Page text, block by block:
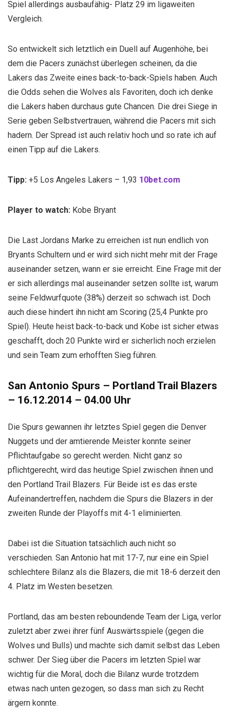
Spiel allerdings ausbaufähig- Platz 29 im ligaweiten
Vergleich.
So entwickelt sich letztlich ein Duell auf Augenhöhe, bei
dem die Pacers zunächst überlegen scheinen, da die
Lakers das Zweite eines back-to-back-Spiels haben. Auch
die Odds sehen die Wolves als Favoriten, doch ich denke
die Lakers haben durchaus gute Chancen. Die drei Siege in
Serie geben Selbstvertrauen, während die Pacers mit sich
hadern. Der Spread ist auch relativ hoch und so rate ich auf
einen Tipp auf die Lakers.
Tipp: +5 Los Angeles Lakers – 1,93 10bet.com
Player to watch: Kobe Bryant
Die Last Jordans Marke zu erreichen ist nun endlich von
Bryants Schultern und er wird sich nicht mehr mit der Frage
auseinander setzen, wann er sie erreicht. Eine Frage mit der
er sich allerdings mal auseinander setzen sollte ist, warum
seine Feldwurfquote (38%) derzeit so schwach ist. Doch
auch diese hindert ihn nicht am Scoring (25,4 Punkte pro
Spiel). Heute heist back-to-back und Kobe ist sicher etwas
geschafft, doch 20 Punkte wird er sicherlich noch erzielen
und sein Team zum erhofften Sieg führen.
San Antonio Spurs – Portland Trail Blazers
– 16.12.2014 – 04.00 Uhr
Die Spurs gewannen ihr letztes Spiel gegen die Denver
Nuggets und der amtierende Meister konnte seiner
Pflichtaufgabe so gerecht werden. Nicht ganz so
pflichtgerecht, wird das heutige Spiel zwischen ihnen und
den Portland Trail Blazers. Für Beide ist es das erste
Aufeinandertreffen, nachdem die Spurs die Blazers in der
zweiten Runde der Playoffs mit 4-1 eliminierten.
Dabei ist die Situation tatsächlich auch nicht so
verschieden. San Antonio hat mit 17-7, nur eine ein Spiel
schlechtere Bilanz als die Blazers, die mit 18-6 derzeit den
4. Platz im Westen besetzen.
Portland, das am besten reboundende Team der Liga, verlor
zuletzt aber zwei ihrer fünf Auswärtsspiele (gegen die
Wolves und Bulls) und machte sich damit selbst das Leben
schwer. Der Sieg über die Pacers im letzten Spiel war
wichtig für die Moral, doch die Bilanz wurde trotzdem
etwas nach unten gezogen, so dass man sich zu Recht
ärgern konnte.